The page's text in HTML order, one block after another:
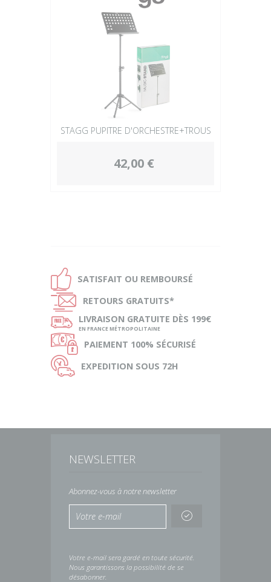
STAGG PUPITRE D'ORCHESTRE+TROUS
42,00 €
Ð SATISFAIT OU REMBOURSÉ
Ñ RETOURS GRATUITS*
ø LIVRAISON GRATUITE DÈS 199€
EN FRANCE MÉTROPOLITAINE
Ø PAIEMENT 100% SÉCURISÉ
Ù EXPEDITION SOUS 72H
NEWSLETTER
Abonnez-vous à notre newsletter
Votre e-mail sera gardé en toute sécurité.
Nous garantissons la possibilité de se
désabonner.